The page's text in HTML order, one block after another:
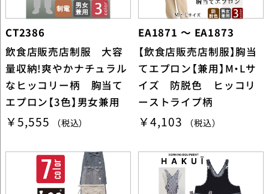
CT2386
飲食店販売店制服 大容
量収納!爽やかナチュラル
なヒッコリー柄 胸当て
エプロン【3色】男女兼用
￥5,555 （税込）
EA1871 ～ EA1873
【飲食店販売店制服】胸当
てエプロン【兼用】M・Lサ
イズ 防脱色 ヒッコリ
ーストライプ柄
￥4,103 （税込）